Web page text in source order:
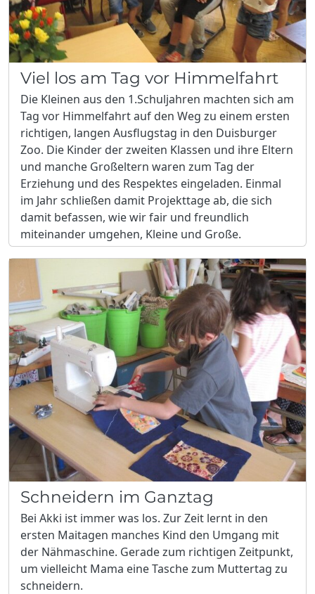
Viel los am Tag vor Himmelfahrt
Die Kleinen aus den 1.Schuljahren machten sich am
Tag vor Himmelfahrt auf den Weg zu einem ersten
richtigen, langen Ausflugstag in den Duisburger
Zoo. Die Kinder der zweiten Klassen und ihre Eltern
und manche Großeltern waren zum Tag der
Erziehung und des Respektes eingeladen. Einmal
im Jahr schließen damit Projekttage ab, die sich
damit befassen, wie wir fair und freundlich
miteinander umgehen, Kleine und Große.
Schneidern im Ganztag
Bei Akki ist immer was los. Zur Zeit lernt in den
ersten Maitagen manches Kind den Umgang mit
der Nähmaschine. Gerade zum richtigen Zeitpunkt,
um vielleicht Mama eine Tasche zum Muttertag zu
schneidern.